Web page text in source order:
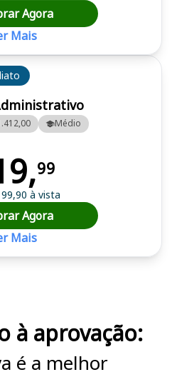
Médio
99
à vista
Agora
Mais
Agora
Mais
à aprovação:
é a melhor